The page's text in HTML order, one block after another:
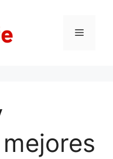
Menú